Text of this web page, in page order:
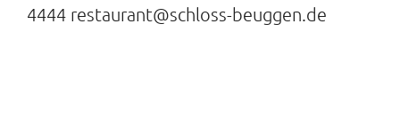
4444 restaurant@schloss-beuggen.de